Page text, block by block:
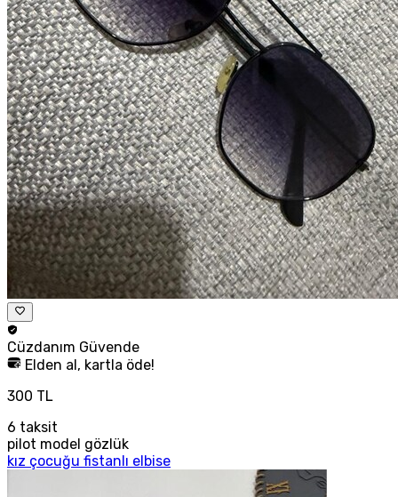
Cüzdanım Güvende
Elden al, kartla öde!
300 TL
6 taksit
pilot model gözlük
kız çocuğu fistanlı elbise